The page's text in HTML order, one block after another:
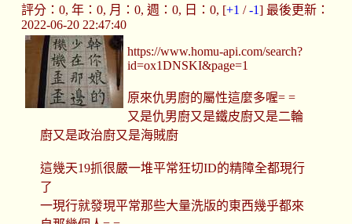
評分：0, 年：0, 月：0, 週：0, 日：0, [+1 /-1] 最後更新：
2022-06-20 22:47:40
https://www.homu-api.com/search?
id=ox1DNSKI&page=1
原來仇男廚的屬性這麼多喔= =
又是仇男廚又是鐵皮廚又是二輪
廚又是政治廚又是海賊廚
這幾天19抓很嚴一堆平常狂切ID的精障全都現行
了
一現行就發現平常那些大量洗版的東西幾乎都來